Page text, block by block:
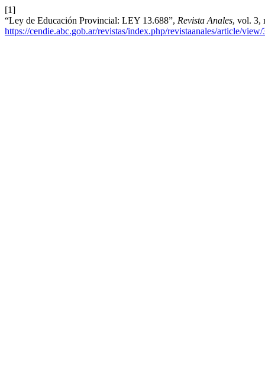
[1]
“Ley de Educación Provincial: LEY 13.688”, Revista Anales, vol. 3,
https://cendie.abc.gob.ar/revistas/index.php/revistaanales/article/view/